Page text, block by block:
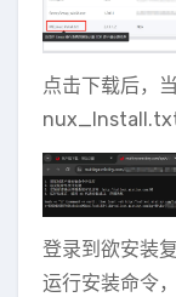
点击下载后，
nux_Install.txt
登录到欲安装
运行安装命令